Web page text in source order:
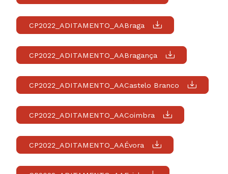
CP2022_ADITAMENTO_AABraga
CP2022_ADITAMENTO_AABragança
CP2022_ADITAMENTO_AACastelo Branco
CP2022_ADITAMENTO_AACoimbra
CP2022_ADITAMENTO_AAÉvora